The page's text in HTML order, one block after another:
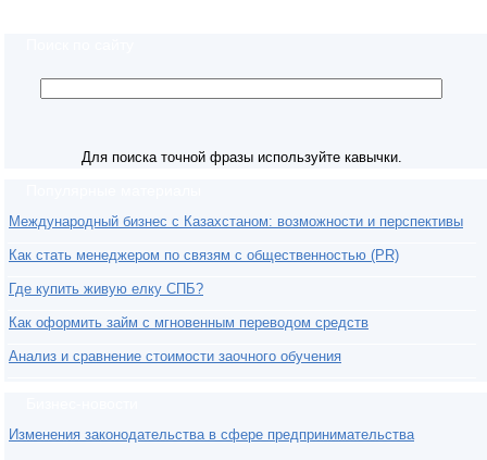
Для поиска точной фразы используйте кавычки.
Международный бизнес с Казахстаном: возможности и перспективы
Как стать менеджером по связям с общественностью (PR)
Где купить живую елку СПБ?
Как оформить займ с мгновенным переводом средств
Анализ и сравнение стоимости заочного обучения
Изменения законодательства в сфере предпринимательства